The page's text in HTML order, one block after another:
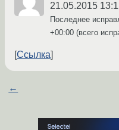
21.05.2015
Последнее
+00:00 (всего
Ссылка
←